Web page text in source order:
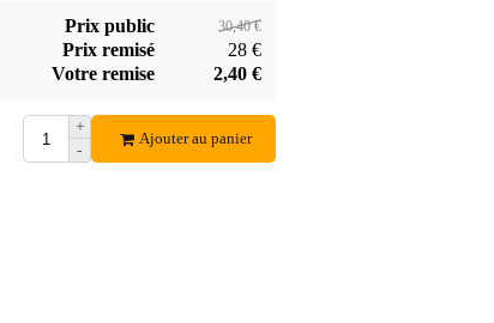
Prix public 30,40 €
Prix remisé
28 €
Votre remise
2,40 €
+
-
Ajouter au panier